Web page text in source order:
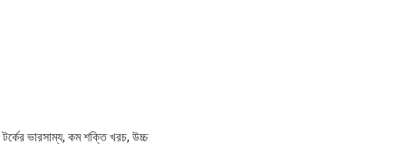
ভারসাম্য, কম শক্তি খরচ, উচ্চ